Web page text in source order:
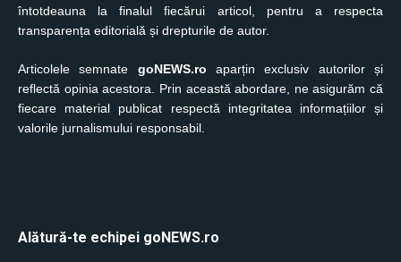
întotdeauna la finalul fiecărui articol, pentru a respecta
transparența editorială și drepturile de autor.
Articolele semnate goNEWS.ro aparțin exclusiv autorilor și
reflectă opinia acestora. Prin această abordare, ne asigurăm că
fiecare material publicat respectă integritatea informațiilor și
valorile jurnalismului responsabil.
Alătură-te echipei goNEWS.ro